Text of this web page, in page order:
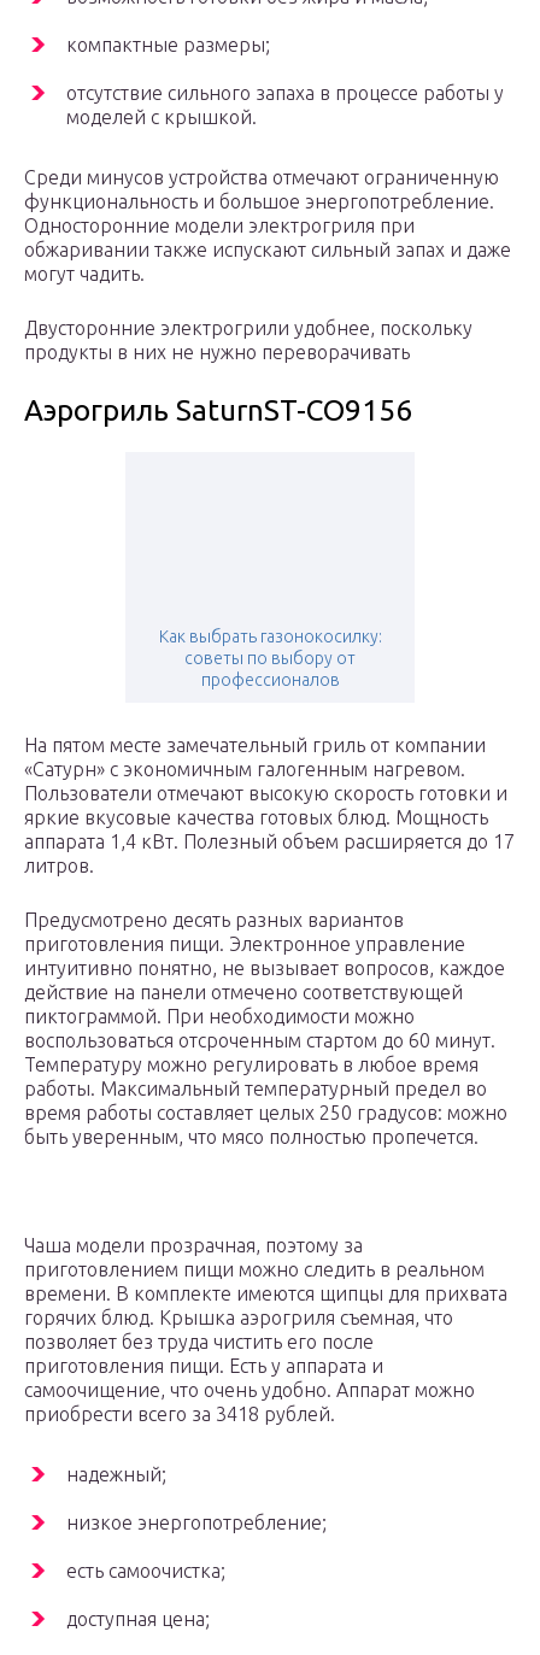
компактные размеры;
отсутствие сильного запаха в процессе работы у
моделей с крышкой.
Среди минусов устройства отмечают ограниченную
функциональность и большое энергопотребление.
Односторонние модели электрогриля при
обжаривании также испускают сильный запах и даже
могут чадить.
Двусторонние электрогрили удобнее, поскольку
продукты в них не нужно переворачивать
Аэрогриль SaturnST-CO9156
Как выбрать газонокосилку:
советы по выбору от
профессионалов
На пятом месте замечательный гриль от компании
«Сатурн» с экономичным галогенным нагревом.
Пользователи отмечают высокую скорость готовки и
яркие вкусовые качества готовых блюд. Мощность
аппарата 1,4 кВт. Полезный объем расширяется до 17
литров.
Предусмотрено десять разных вариантов
приготовления пищи. Электронное управление
интуитивно понятно, не вызывает вопросов, каждое
действие на панели отмечено соответствующей
пиктограммой. При необходимости можно
воспользоваться отсроченным стартом до 60 минут.
Температуру можно регулировать в любое время
работы. Максимальный температурный предел во
время работы составляет целых 250 градусов: можно
быть уверенным, что мясо полностью пропечется.
Чаша модели прозрачная, поэтому за
приготовлением пищи можно следить в реальном
времени. В комплекте имеются щипцы для прихвата
горячих блюд. Крышка аэрогриля съемная, что
позволяет без труда чистить его после
приготовления пищи. Есть у аппарата и
самоочищение, что очень удобно. Аппарат можно
приобрести всего за 3418 рублей.
надежный;
низкое энергопотребление;
есть самоочистка;
доступная цена;